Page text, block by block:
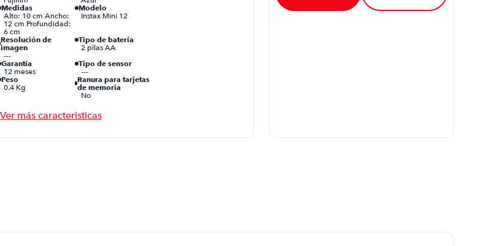
Medidas
Alto: 10 cm Ancho:
12 cm Profundidad:
6 cm
Modelo
Instax Mini 12
Resolución de
imagen
---
Tipo de batería
2 pilas AA
Garantía
12 meses
Tipo de sensor
---
Peso
0.4 Kg
Ranura para tarjetas
de memoria
No
1:12.7
adicionales
Tiempo de revelado